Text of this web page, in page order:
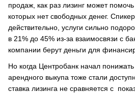
продаж, как раз лизинг может
которых нет свободных денег.
действительно, услуги сильно
в 21% до 45% из-за взаимосвязи с
компании берут деньги для
Но когда Центробанк начал
арендного выкупа тоже стали
ставка лизинга не сравняется с